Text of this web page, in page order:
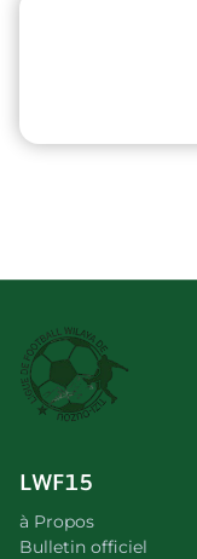
LWF15
à Propos
Bulletin officiel